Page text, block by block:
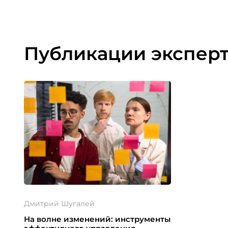
Публикации
Дмитрий Шугалей
На волне изменений: инструменты